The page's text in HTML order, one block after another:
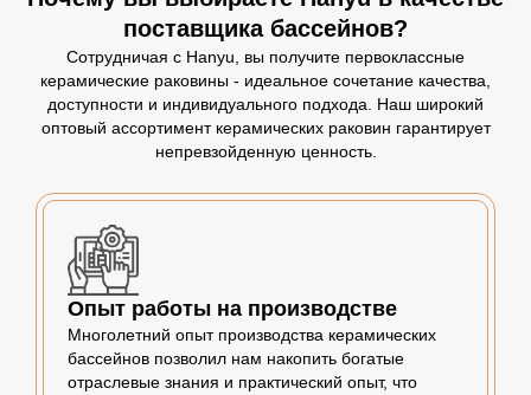
поставщика бассейнов?
Сотрудничая с Hanyu, вы получите первоклассные
керамические раковины - идеальное сочетание качества,
доступности и индивидуального подхода. Наш широкий
оптовый ассортимент керамических раковин гарантирует
непревзойденную ценность.
Опыт работы на производстве
Многолетний опыт производства керамических
бассейнов позволил нам накопить богатые
отраслевые знания и практический опыт, что